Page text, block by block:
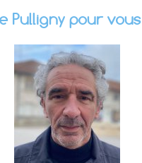
Pulligny pour vous